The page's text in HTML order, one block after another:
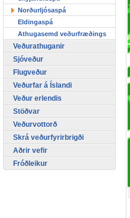
Norðurljósaspá
Eldingaspá
Athugasemd veðurfræðings
Veðurathuganir
Sjóveður
Flugveður
Veðurfar á Íslandi
Veður erlendis
Stöðvar
Veðurvottorð
Skrá veðurfyrirbrigði
Aðrir vefir
Fróðleikur